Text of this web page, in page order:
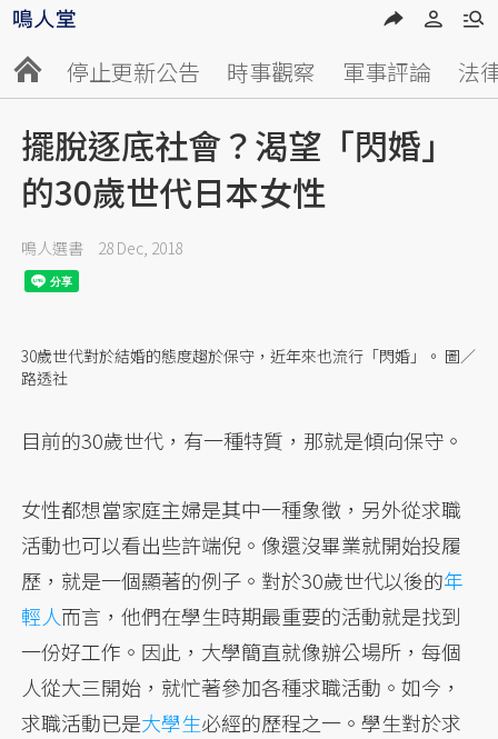
停止更新公告 時事觀察 軍事評論 法
擺脫逐底社會？渴望「閃婚」
的30歲世代日本女性
鳴人選書 28 Dec, 2018
30歲世代對於結婚的態度趨於保守，近年來也流行「閃婚」。 圖／
路透社
目前的30歲世代，有一種特質，那就是傾向保守。
女性都想當家庭主婦是其中一種象徵，另外從求職
活動也可以看出些許端倪。像還沒畢業就開始投履
歷，就是一個顯著的例子。對於30歲世代以後的年
輕人而言，他們在學生時期最重要的活動就是找到
一份好工作。因此，大學簡直就像辦公場所，每個
人從大三開始，就忙著參加各種求職活動。如今，
求職活動已是大學生必經的歷程之一。學生對於求